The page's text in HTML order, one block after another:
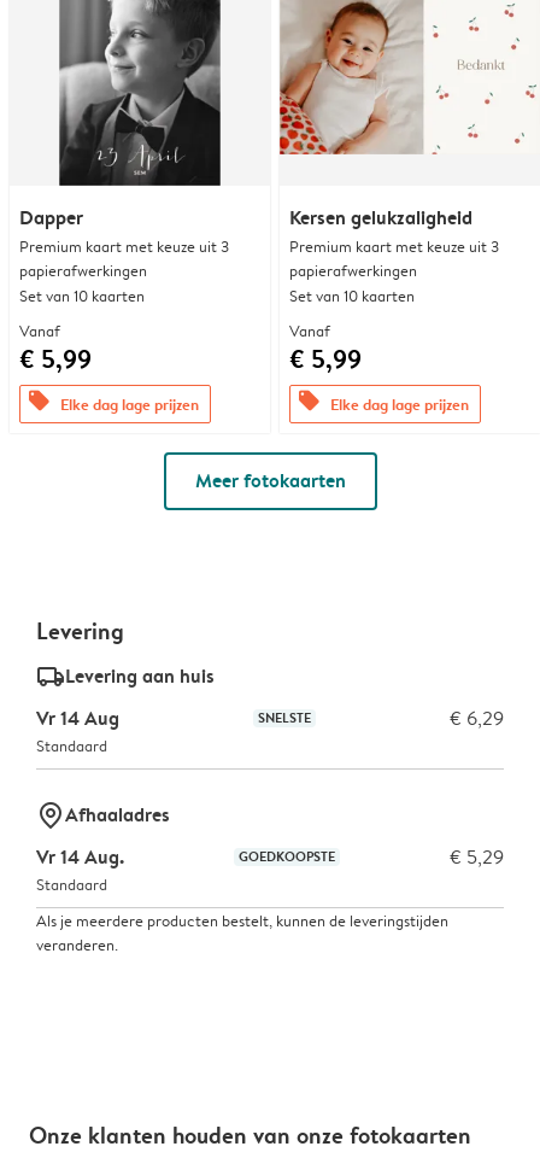
Dapper
Premium kaart met keuze uit 3
papierafwerkingen
Set van 10 kaarten
Vanaf
€ 5,99
offers Elke dag lage prijzen
Kersen gelukzaligheid
Premium kaart met keuze uit 3
papierafwerkingen
Set van 10 kaarten
Vanaf
€ 5,99
offers Elke dag lage prijzen
Meer fotokaarten
Levering
delivery_standard_v2Levering aan huis
Vr 14 Aug
SNELSTE € 6,29
Standaard
marker-pinAfhaaladres
Vr 14 Aug.
GOEDKOOPSTE € 5,29
Standaard
Als je meerdere producten bestelt, kunnen de leveringstijden
veranderen.
Onze klanten houden van onze fotokaarten